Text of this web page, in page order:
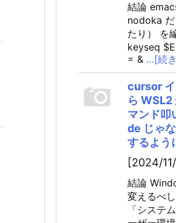
結論
nodoka
たり） を
keyseq
= & …[続
cursor イ
ら WSL2
マンド叩
de じゃ
するよう
[2024/
結論
変えるべ
「システ